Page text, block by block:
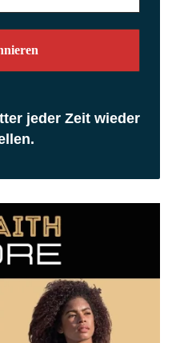
jeder Zeit wieder